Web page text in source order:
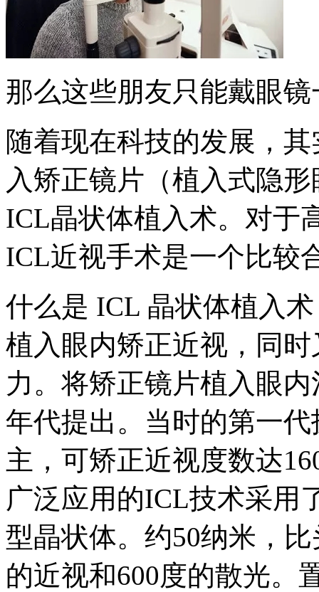
那么这些朋友只能戴眼
随着现在科技的发展，
入矫正镜片（植入式隐
ICL晶状体植入术。对于
ICL近视手术是一个比较
什么是 ICL 晶状体植入
植入眼内矫正近视，同
力。将矫正镜片植入眼
年代提出。当时的第一
主，可矫正近视度数达
广泛应用的ICL技术采用
型晶状体。约50纳米，
的近视和600度的散光。